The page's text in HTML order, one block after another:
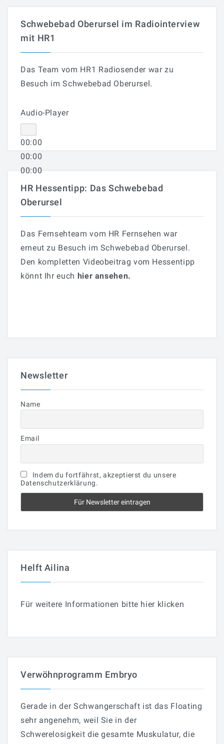
Schwebebad Oberursel im Radiointerview
mit HR1
Das Team vom HR1 Radiosender war zu
Besuch im Schwebebad Oberursel.
Audio-Player
00:00
00:00
00:00
HR Hessentipp: Das Schwebebad
Oberursel
Das Fernsehteam vom HR Fernsehen war
erneut zu Besuch im Schwebebad Oberursel.
Den kompletten Videobeitrag vom Hessentipp
könnt Ihr euch hier ansehen.
Newsletter
Name
Email
Indem du fortfährst, akzeptierst du unsere
Datenschutzerklärung.
Helft Ailina
Für weitere Informationen bitte hier klicken
Verwöhnprogramm Embryo
Gerade in der Schwangerschaft ist das Floating
sehr angenehm, weil Sie in der
Schwerelosigkeit die gesamte Muskulatur, die